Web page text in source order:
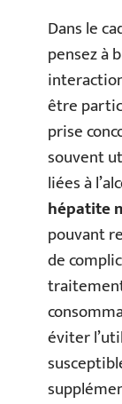
Dans le
pensez à
être
prise
souvent
liées à
hépatite
pouvant
de
éviter